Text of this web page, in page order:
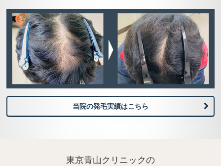
当院の発毛実績はこちら
東京青山クリニックの